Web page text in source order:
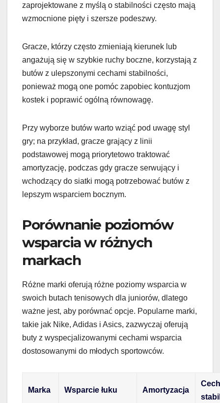
zaprojektowane z myślą o stabilności często mają
wzmocnione pięty i szersze podeszwy.
Gracze, którzy często zmieniają kierunek lub
angażują się w szybkie ruchy boczne, korzystają z
butów z ulepszonymi cechami stabilności,
ponieważ mogą one pomóc zapobiec kontuzjom
kostek i poprawić ogólną równowagę.
Przy wyborze butów warto wziąć pod uwagę styl
gry; na przykład, gracze grający z linii
podstawowej mogą priorytetowo traktować
amortyzację, podczas gdy gracze serwujący i
wchodzący do siatki mogą potrzebować butów z
lepszym wsparciem bocznym.
Porównanie poziomów
wsparcia w różnych
markach
Różne marki oferują różne poziomy wsparcia w
swoich butach tenisowych dla juniorów, dlatego
ważne jest, aby porównać opcje. Popularne marki,
takie jak Nike, Adidas i Asics, zazwyczaj oferują
buty z wyspecjalizowanymi cechami wsparcia
dostosowanymi do młodych sportowców.
Marka Wsparcie łuku Amortyzacja